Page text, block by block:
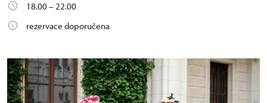
18.00 – 22.00
rezervace doporučena